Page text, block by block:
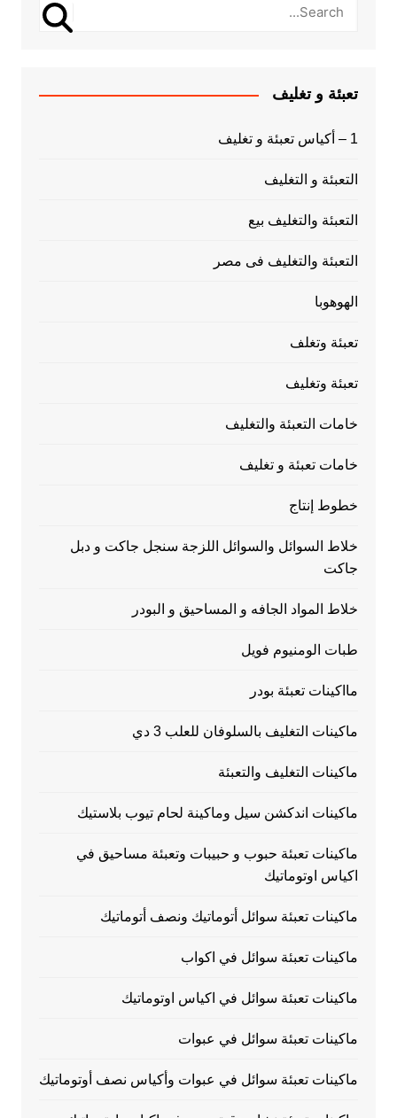
تعبئة و تغليف
1 – أكياس تعبئة و تغليف
التعبئة و التغليف
التعبئة والتغليف بيع
التعبئة والتغليف فى مصر
الهوهوبا
تعبئة وتغلف
تعبئة وتغليف
خامات التعبئة والتغليف
خامات تعبئة و تغليف
خطوط إنتاج
خلاط السوائل والسوائل اللزجة سنجل جاكت و دبل
جاكت
خلاط المواد الجافه و المساحيق و البودر
طبات الومنيوم فويل
مااكينات تعبئة بودر
ماكينات التغليف بالسلوفان للعلب 3 دي
ماكينات التغليف والتعبئة
ماكينات اندكشن سيل وماكينة لحام تيوب بلاستيك
ماكينات تعبئة حبوب و حبيبات وتعبئة مساحيق في
اكياس اوتوماتيك
ماكينات تعبئة سوائل أتوماتيك ونصف أتوماتيك
ماكينات تعبئة سوائل في اكواب
ماكينات تعبئة سوائل في اكياس اوتوماتيك
ماكينات تعبئة سوائل في عبوات
ماكينات تعبئة سوائل في عبوات وأكياس نصف أوتوماتيك